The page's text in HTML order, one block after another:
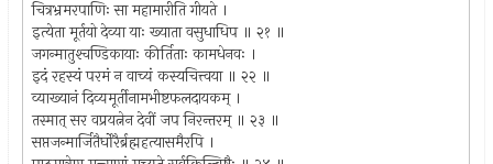
चित्रभ्रमरपाणिः सा महामारीति गीयते ।
इत्येता मूर्तयो देव्या याः ख्याता वसुधाधिप ॥ २१ ॥
जगन्मातुश्‍चण्डिकायाः कीर्तिताः कामधेनवः ।
इदं रहस्यं परमं न वाच्यं कस्यचित्त्वया ॥ २२ ॥
व्याख्यानं दिव्यमूर्तीनामभीष्टफलदायकम् ।
तस्मात् सर वप्रयत्नेन देवीं जप निरन्तरम् ॥ २३ ॥
सप्तजन्मार्जितैर्घोरैर्ब्रह्महत्यासमैरपि ।